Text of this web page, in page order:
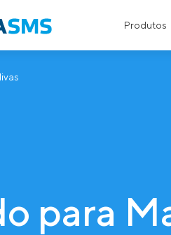
Produtos
para